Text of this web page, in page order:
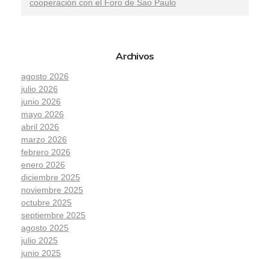
cooperación con el Foro de Sao Paulo
Archivos
agosto 2026
julio 2026
junio 2026
mayo 2026
abril 2026
marzo 2026
febrero 2026
enero 2026
diciembre 2025
noviembre 2025
octubre 2025
septiembre 2025
agosto 2025
julio 2025
junio 2025